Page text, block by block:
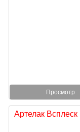
Просмотр
Артелак